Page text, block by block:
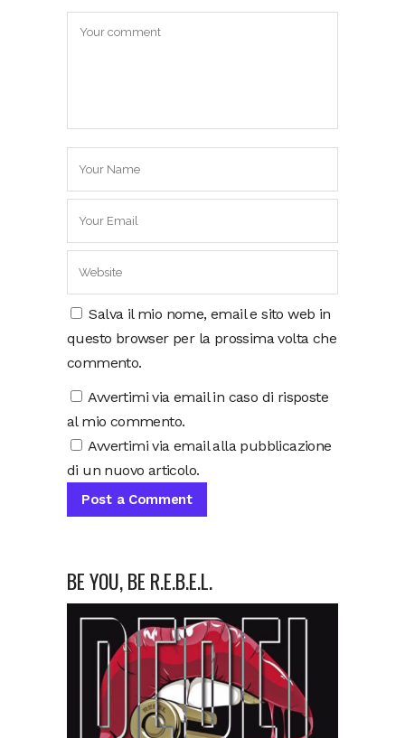
Salva il mio nome, email e sito web in
questo browser per la prossima volta che
commento.
Avvertimi via email in caso di risposte
al mio commento.
Avvertimi via email alla pubblicazione
di un nuovo articolo.
BE YOU, BE R.E.B.E.L.